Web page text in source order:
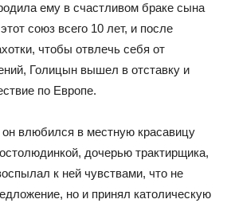
ему в счастливом браке сына
союз всего 10 лет, и после
чтобы отвлечь себя от
Голицын вышел в отставку и
по Европе.
влюбился в местную красавицу
дочерью трактирщика,
к ней чувствами, что не
но и принял католическую